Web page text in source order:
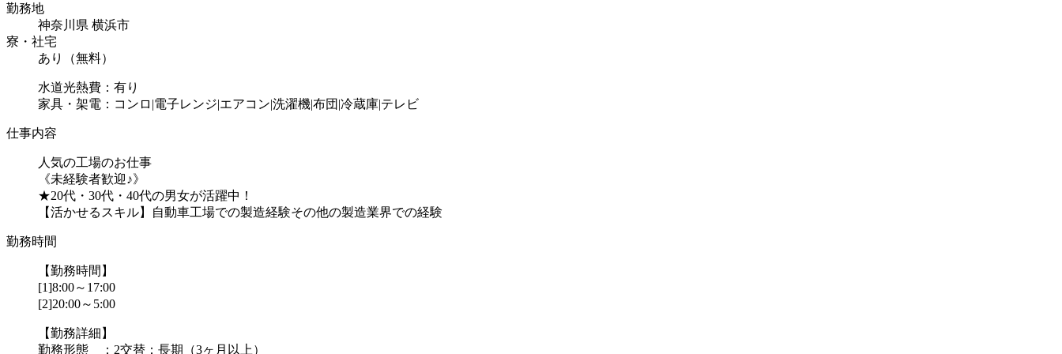
勤務地
神奈川県 横浜市
寮・社宅
あり（無料）
水道光熱費：有り
家具・架電：コンロ|電子レンジ|エアコン|洗濯機|布団|冷蔵庫|テレビ
仕事内容
人気の工場のお仕事
《未経験者歓迎♪》
★20代・30代・40代の男女が活躍中！
【活かせるスキル】自動車工場での製造経験その他の製造業界での経験
勤務時間
【勤務時間】
[1]8:00～17:00
[2]20:00～5:00
【勤務詳細】
勤務形態 ：2交替：長期（3ヶ月以上）